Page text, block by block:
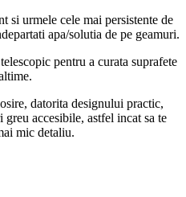
si urmele cele mai persistente de
apa/solutia de pe geamuri.
pentru a curata suprafete
datorita designului practic,
accesibile, astfel incat sa te
mic detaliu.